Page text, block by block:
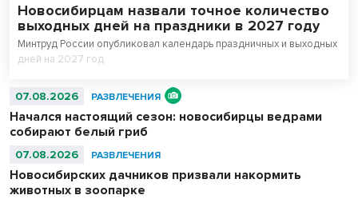
Новосибирцам назвали точное количество
выходных дней на праздники в 2027 году
Минтруд России опубликовал календарь праздничных и выходных
дней на 2027 год.
07.08.2026 РАЗВЛЕЧЕНИЯ
Начался настоящий сезон: новосибирцы ведрами
собирают белый гриб
07.08.2026 РАЗВЛЕЧЕНИЯ
Новосибирских дачников призвали накормить
животных в зоопарке